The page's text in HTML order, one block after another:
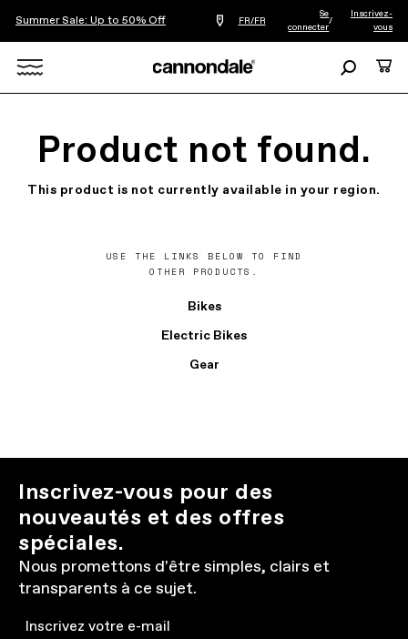
Summer Sale: Up to 50% Off
Trouver
le
plus
FR/FR
Se
connecter
/
Inscrivez-
vous
Recherche
Product not found.
This product is not currently available in your region.
USE THE LINKS BELOW TO FIND
OTHER PRODUCTS.
Bikes
Electric Bikes
Gear
Inscrivez-vous pour des
nouveautés et des offres
spéciales.
Nous promettons d'être simples, clairs et
transparents à ce sujet.
Email